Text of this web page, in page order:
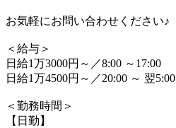
お気軽にお問い合わせください♪
＜給与＞
日給1万3000円～／8:00 ～17:00
日給1万4500円～／20:00 ～ 翌5:00
＜勤務時間＞
【日勤】